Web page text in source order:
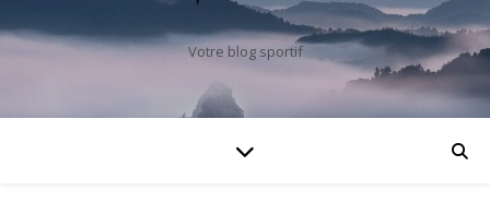
Votre blog sportif